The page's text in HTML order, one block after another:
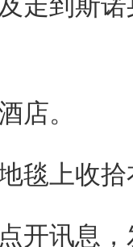
。
上收拾
讯息，